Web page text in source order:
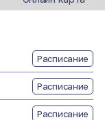
Расписание
Расписание
Расписание